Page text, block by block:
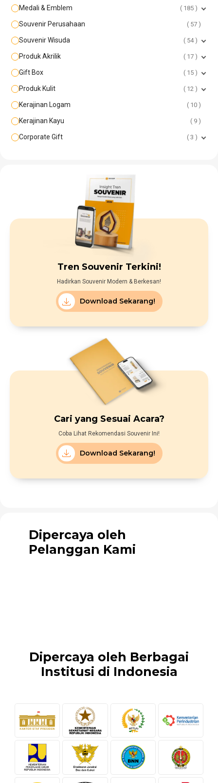
Medali & Emblem 185
Souvenir Perusahaan 57
Souvenir Wisuda 54
Produk Akrilik 17
Gift Box 15
Produk Kulit 12
Kerajinan Logam 10
Kerajinan Kayu 9
Corporate Gift 3
Tren Souvenir Terkini!
Hadirkan Souvenir Modern & Berkesan!
Download Sekarang!
Cari yang Sesuai Acara?
Coba Lihat Rekomendasi Souvenir Ini!
Download Sekarang!
Dipercaya oleh
Pelanggan Kami
Dipercaya oleh Berbagai
Institusi di Indonesia